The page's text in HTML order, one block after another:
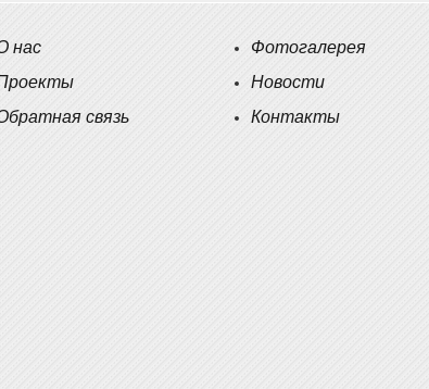
нас
связь
Фотогалерея
Новости
Контакты